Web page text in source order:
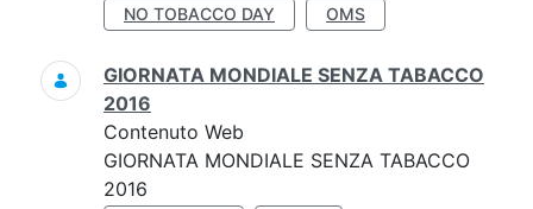
NO TOBACCO DAY
OMS
GIORNATA MONDIALE SENZA TABACCO
2016
Contenuto Web
GIORNATA MONDIALE SENZA TABACCO
2016